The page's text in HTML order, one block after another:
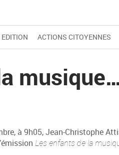
EDITION ACTIONS CITOYENNES
à 9h05, Jean-Christophe
Les enfants de la